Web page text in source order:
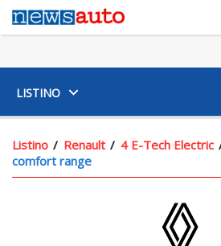
LISTINO
Listino Renault 4 E-Tech Electric
comfort range